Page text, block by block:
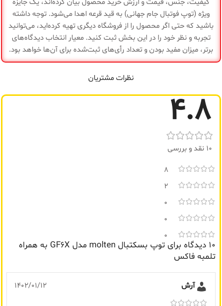
کاربرد
آموزش تمرینات
دریبلینگ و سطح
مسابقات میباشد.
تمرینی/قدرتی/سرعتی
وزن
540 گرم استاندارد
قانونی
ضمانت اصالت کالا
ضمانت کتبی
اقلام
همراه
تور حمل توپ ابریشمی
و سوزن فلزی
تولیدی چین
گارانتی
کیفیت، جنس، قیمت و ارزش خرید محصول بیان کرده‌اند، یک جایزه
ویژه (توپ فوتبال جام جهانی) به قید قرعه اهدا می‌شود. توجه داشته
باشید که حتی اگر محصول را از فروشگاه دیگری تهیه کرده‌اید، می‌توانید
تجربه و نظر خود را در این بخش ثبت کنید. معیار انتخاب دیدگاه‌های
برتر، میزان مفید بودن و تعداد رأی‌های ثبت‌شده برای آن‌ها خواهد بود.
نظرات مشتریان
4.8
10 نقد و بررسی
8
2
0
0
0
10 دیدگاه برای
توپ بسکتبال molten مدل GF6X به همراه
تلمبه فاکس
آرش 1402/01/12